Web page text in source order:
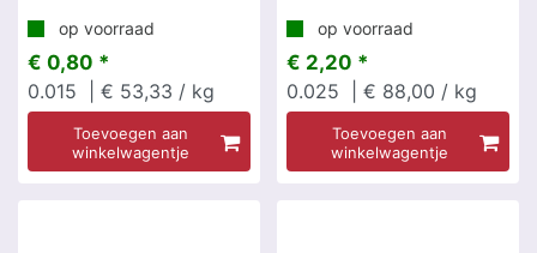
op voorraad
€ 0,80 *
0.015
| € 53,33 / kg
Toevoegen aan
winkelwagentje
op voorraad
€ 2,20 *
0.025
| € 88,00 / kg
Toevoegen aan
winkelwagentje